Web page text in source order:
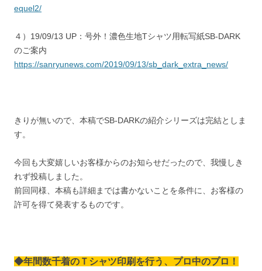
equel2/
４）19/09/13 UP：号外！濃色生地Tシャツ用転写紙SB-DARK
のご案内
https://sanryunews.com/2019/09/13/sb_dark_extra_news/
きりが無いので、本稿でSB-DARKの紹介シリーズは完結としま
す。
今回も大変嬉しいお客様からのお知らせだったので、我慢しき
れず投稿しました。
前回同様、本稿も詳細までは書かないことを条件に、お客様の
許可を得て発表するものです。
◆年間数千着のＴシャツ印刷を行う、プロ中のプロ！